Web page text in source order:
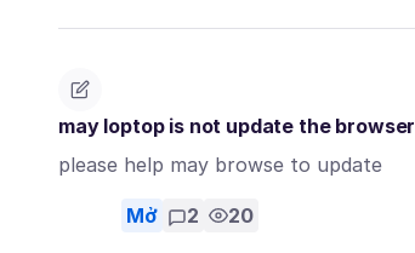
may loptop is not update the browser
please help may browse to update
Mở 2 20